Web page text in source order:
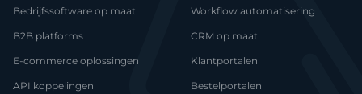
Bedrijfssoftware op maat
B2B platforms
E-commerce oplossingen
API koppelingen
Workflow automatisering
CRM op maat
Klantportalen
Bestelportalen